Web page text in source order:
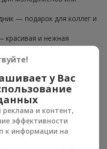
— подарок для коллег и
красивая и нежная
— подарок деловому
подарок для любого
позволяют
восхищение,
корзин в г.
у Вас
реклама и контент,
эффективности
к информации на